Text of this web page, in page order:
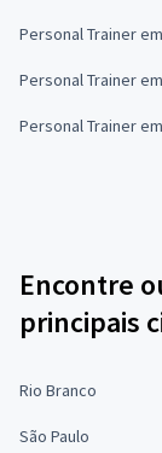
Personal Trainer
Personal Trainer
Personal Trainer
Encontre
principais
Rio Branco
São Paulo